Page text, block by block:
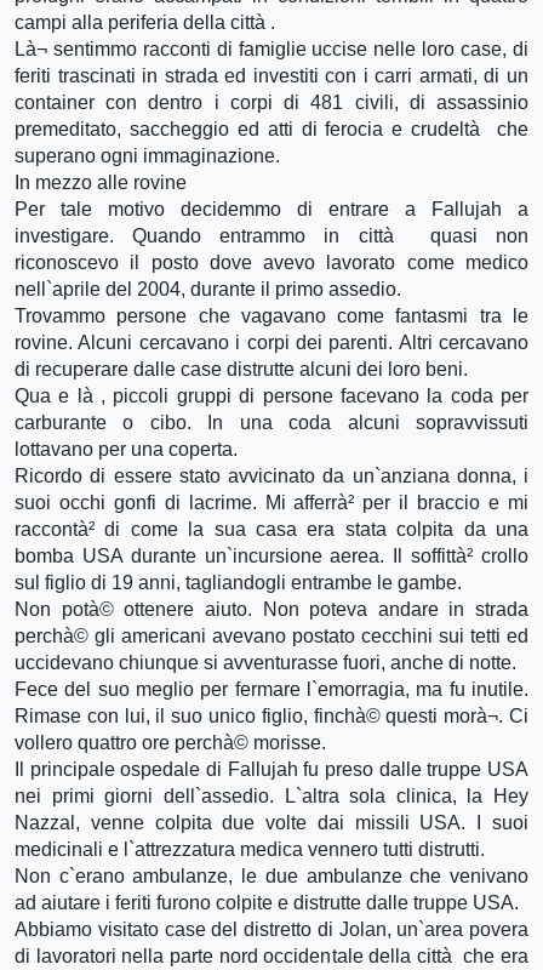
campi alla periferia della città .
Là¬ sentimmo racconti di famiglie uccise nelle loro case, di
feriti trascinati in strada ed investiti con i carri armati, di un
container con dentro i corpi di 481 civili, di assassinio
premeditato, saccheggio ed atti di ferocia e crudeltà che
superano ogni immaginazione.
In mezzo alle rovine
Per tale motivo decidemmo di entrare a Fallujah a
investigare. Quando entrammo in città quasi non
riconoscevo il posto dove avevo lavorato come medico
nell`aprile del 2004, durante il primo assedio.
Trovammo persone che vagavano come fantasmi tra le
rovine. Alcuni cercavano i corpi dei parenti. Altri cercavano
di recuperare dalle case distrutte alcuni dei loro beni.
Qua e là , piccoli gruppi di persone facevano la coda per
carburante o cibo. In una coda alcuni sopravvissuti
lottavano per una coperta.
Ricordo di essere stato avvicinato da un`anziana donna, i
suoi occhi gonfi di lacrime. Mi afferrà² per il braccio e mi
raccontà² di come la sua casa era stata colpita da una
bomba USA durante un`incursione aerea. Il soffittà² crollo
sul figlio di 19 anni, tagliandogli entrambe le gambe.
Non potà© ottenere aiuto. Non poteva andare in strada
perchà© gli americani avevano postato cecchini sui tetti ed
uccidevano chiunque si avventurasse fuori, anche di notte.
Fece del suo meglio per fermare l`emorragia, ma fu inutile.
Rimase con lui, il suo unico figlio, finchà© questi morà¬. Ci
vollero quattro ore perchà© morisse.
Il principale ospedale di Fallujah fu preso dalle truppe USA
nei primi giorni dell`assedio. L`altra sola clinica, la Hey
Nazzal, venne colpita due volte dai missili USA. I suoi
medicinali e l`attrezzatura medica vennero tutti distrutti.
Non c`erano ambulanze, le due ambulanze che venivano
ad aiutare i feriti furono colpite e distrutte dalle truppe USA.
Abbiamo visitato case del distretto di Jolan, un`area povera
di lavoratori nella parte nord occidentale della città che era